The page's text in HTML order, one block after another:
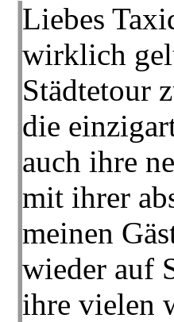
Liebes
wirklich
Städtetour
die
auch ihre
mit ihrer
meinen
wieder auf
ihre vielen